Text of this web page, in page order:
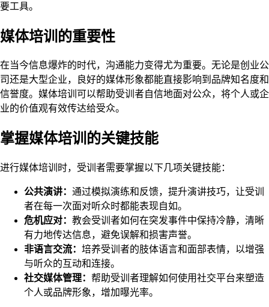
要工具。
媒体培训的重要性
在当今信息爆炸的时代，沟通能力变得尤为重要。无论是创业公
司还是大型企业，良好的媒体形象都能直接影响到品牌知名度和
信誉度。媒体培训可以帮助受训者自信地面对公众，将个人或企
业的价值观有效传达给受众。
掌握媒体培训的关键技能
进行媒体培训时，受训者需要掌握以下几项关键技能：
公共演讲： 通过模拟演练和反馈，提升演讲技巧，让受训
者在每一次面对听众时都能表现自如。
危机应对： 教会受训者如何在突发事件中保持冷静，清晰
有力地传达信息，避免误解和损害声誉。
非语言交流： 培养受训者的肢体语言和面部表情，以增强
与听众的互动和连接。
社交媒体管理： 帮助受训者理解如何使用社交平台来塑造
个人或品牌形象，增加曝光率。